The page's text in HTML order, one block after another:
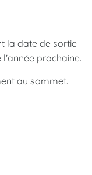
la date de sortie
prochaine.
au sommet.